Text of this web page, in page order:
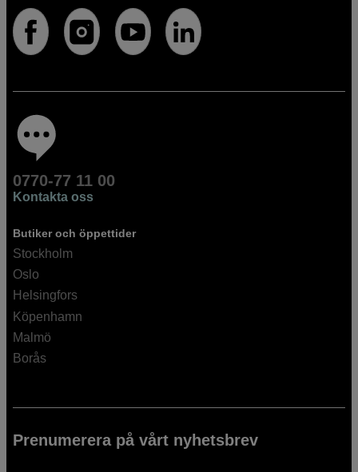
0770-77 11 00
Kontakta oss
Butiker och öppettider
Stockholm
Oslo
Helsingfors
Köpenhamn
Malmö
Borås
Prenumerera på vårt nyhetsbrev